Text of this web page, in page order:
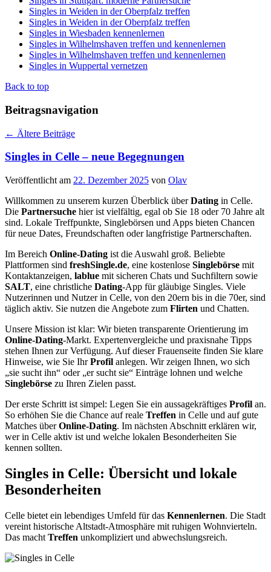
Singles in Weiden in der Oberpfalz treffen
Singles in Weiden in der Oberpfalz treffen
Singles in Wiesbaden kennenlernen
Singles in Wilhelmshaven treffen und kennenlernen
Singles in Wilhelmshaven treffen und kennenlernen
Singles in Wuppertal vernetzen
Back to top
Beitragsnavigation
← Ältere Beiträge
Singles in Celle – neue Begegnungen
Veröffentlicht am 22. Dezember 2025 von Olav
Willkommen zu unserem kurzen Überblick überDating in Celle.
Die Partnersuche hier ist vielfältig, egal ob Sie 18 oder 70 Jahre alt
sind. Lokale Treffpunkte, Singlebörsen und Apps bieten Chancen
für neue Dates, Freundschaften oder langfristige Partnerschaften.
Im Bereich Online-Dating ist die Auswahl groß. Beliebte
Plattformen sind freshSingle.de, eine kostenlose Singlebörse mit
Kontaktanzeigen, lablue mit sicheren Chats und Suchfiltern sowie
SALT, eine christliche Dating-App für gläubige Singles. Viele
Nutzerinnen und Nutzer in Celle, von den 20ern bis in die 70er, sind
täglich aktiv. Sie nutzen die Angebote zum Flirten und Chatten.
Unsere Mission ist klar: Wir bieten transparente Orientierung im
Online-Dating-Markt. Expertenvergleiche und praxisnahe Tipps
stehen Ihnen zur Verfügung. Auf dieser Frauenseite finden Sie klare
Hinweise, wie Sie IhrProfil anlegen. Wir zeigen Ihnen, wo sich
„sie sucht ihn“ oder „er sucht sie“ Einträge lohnen und welche
Singlebörse zu Ihren Zielen passt.
Der erste Schritt ist simpel: Legen Sie ein aussagekräftiges Profil an.
So erhöhen Sie die Chance auf reale Treffen in Celle und auf gute
Matches überOnline-Dating. Im nächsten Abschnitt erklären wir,
wer in Celle aktiv ist und welche lokalen Besonderheiten Sie
kennen sollten.
Singles in Celle: Übersicht und lokale
Besonderheiten
Celle bietet ein lebendiges Umfeld für das Kennenlernen. Die Stadt
vereint historische Altstadt-Atmosphäre mit ruhigen Wohnvierteln.
Das macht Treffen unkompliziert und abwechslungsreich.